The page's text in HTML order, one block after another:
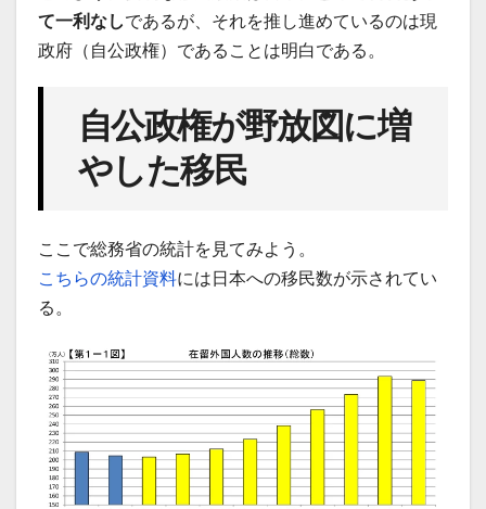
て一利なしであるが、それを推し進めているのは現
政府（自公政権）であることは明白である。
自公政権が野放図に増
やした移民
ここで総務省の統計を見てみよう。
こちらの統計資料には日本への移民数が示されてい
る。